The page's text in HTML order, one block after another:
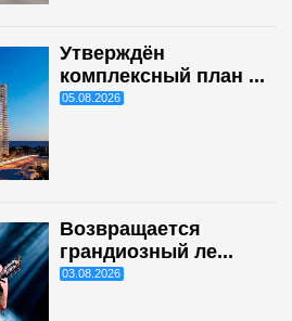
Утверждён
комплексный план ...
05.08.2026
Возвращается
грандиозный ле...
03.08.2026